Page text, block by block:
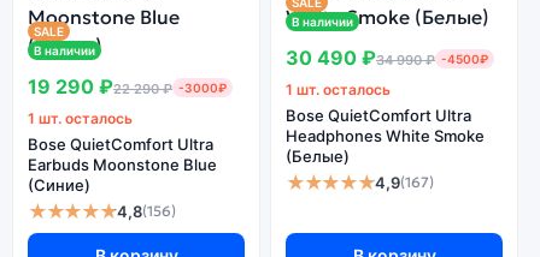
SALE
В наличии
19 290 ₽22 290 ₽ -3000₽
1 шт. осталось
Bose QuietComfort Ultra
Earbuds Moonstone Blue
(Синие)
★★★★★4,8(156)
В наличии
30 490 ₽34 990 ₽ -4500₽
1 шт. осталось
Bose QuietComfort Ultra
Headphones White Smoke
(Белые)
★★★★★4,9(167)